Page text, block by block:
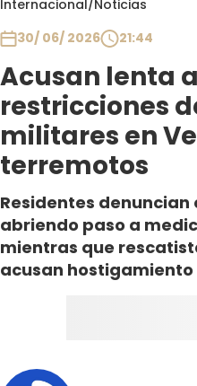
Internacional/Noticias
30/ 06/ 2026
21:44
Acusan lenta
restricciones
militares en
terremotos
Residentes
abriendo paso a
mientras que
acusan hostigamiento
Club De La Comedia
Contigo en Directo
Plan Perfecto
El Tiempo
Sabingo
Todos Los